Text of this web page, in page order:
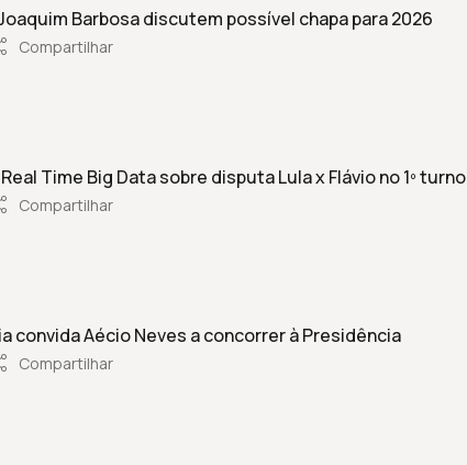
Barbosa discutem possível chapa para 2026
Compartilhar
Time Big Data sobre disputa Lula x Flávio no 1º turno
Compartilhar
convida Aécio Neves a concorrer à Presidência
Compartilhar